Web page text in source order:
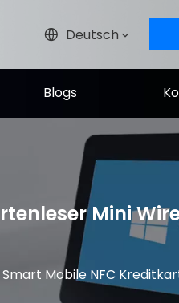
Deutsch
Blogs
Mini
Smart Mobile NFC